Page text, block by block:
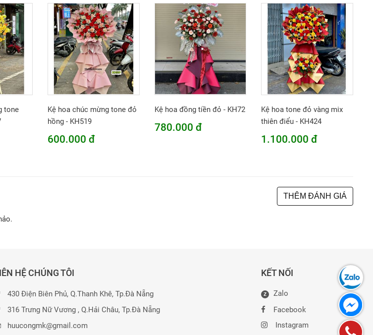
tone
Kệ hoa chúc mừng tone đỏ
hồng - KH519
600.000 đ
Kệ hoa đồng tiền đỏ - KH72
780.000 đ
Kệ hoa tone đỏ vàng mix
thiên điểu - KH424
1.100.000 đ
THÊM ĐÁNH GIÁ
HỆ CHÚNG TÔI
430 Điện Biên Phủ, Q.Thanh Khê, Tp.Đà Nẵng
316 Trưng Nữ Vương , Q.Hải Châu, Tp.Đà Nẵng
huucongmk@gmail.com
KẾT NỐI
Z
Zalo
Facebook
Instagram